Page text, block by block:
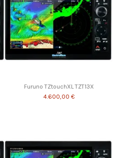
Furuno TZtouchXL TZT13X
4.600,00 €